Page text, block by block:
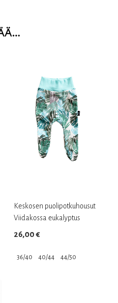
Keskosen puolipotkuhousut
Viidakossa eukalyptus
26,00€
36/40 40/44 44/50